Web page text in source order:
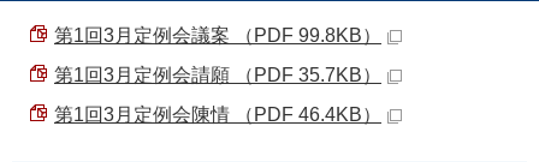
第1回3月定例会議案 （PDF 99.8KB）
第1回3月定例会請願 （PDF 35.7KB）
第1回3月定例会陳情 （PDF 46.4KB）